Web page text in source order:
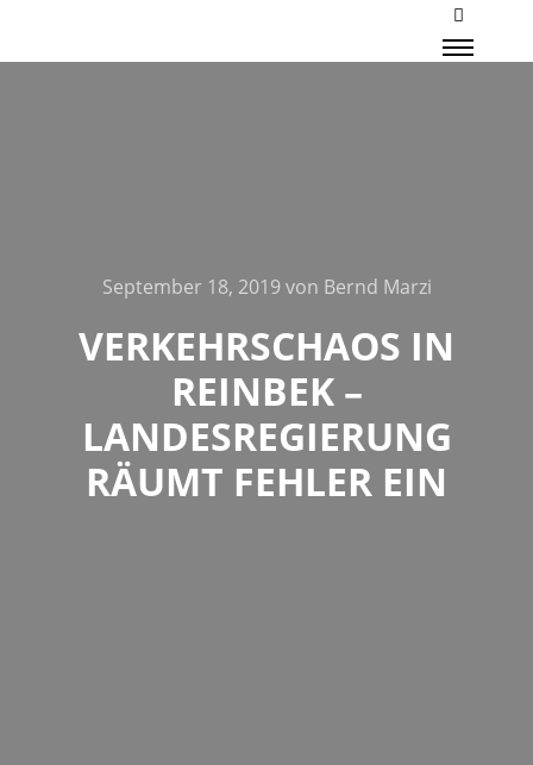
Mehr
September 18, 2019von Bernd Marzi
VERKEHRSCHAOS IN
REINBEK –
LANDESREGIERUNG
RÄUMT FEHLER EIN